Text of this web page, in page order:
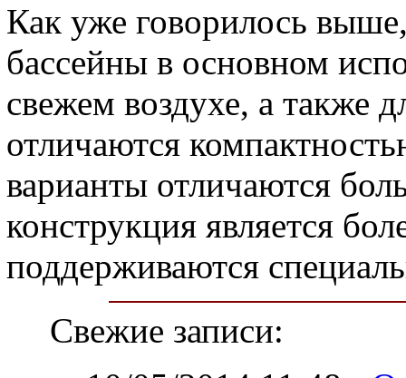
Как уже говорилось
бассейны в основном
свежем воздухе, а также
отличаются
варианты отличаются
конструкция является
поддерживаются
Свежие записи: